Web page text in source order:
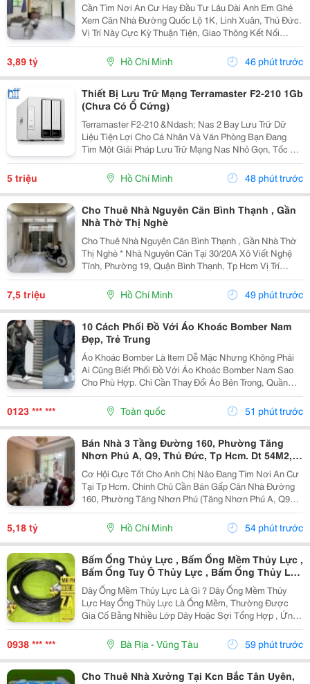
Cần Tìm Nơi An Cư Hay Đầu Tư Lâu Dài Anh Em Ghé
Xem Căn Nhà Đường Quốc Lộ 1K, Linh Xuân, Thủ Đức.
Vị Trí Này Cực Kỳ Thuận Tiện, Giao Thông Kết Nối
Nhanh Chóng, Cực Kỳ Phù Hợp Cho Khách Mua Để Giữ
Tài Sản Hoặc Cho Thuê Đều Rất Ổn Định. Thông Tin...
3,89 tỷ Hồ Chí Minh 46 phút trước
Thiết Bị Lưu Trữ Mạng Terramaster F2-210 1Gb
(Chưa Có Ổ Cứng)
Terramaster F2-210 &Ndash; Nas 2 Bay Lưu Trữ Dữ
Liệu Tiện Lợi Cho Cá Nhân Và Văn Phòng Bạn Đang
Tìm Một Giải Pháp Lưu Trữ Mạng Nas Nhỏ Gọn, Tốc Độ
Ổn Định Và Hỗ Trợ Nhiều Tính Năng Sao Lưu?
Terramaster F2-210 Là Lựa Chọn Phù Hợp Cho Cá
Nhân, Gia...
5 triệu Hồ Chí Minh 48 phút trước
Cho Thuê Nhà Nguyên Căn Bình Thạnh , Gần
Nhà Thờ Thị Nghè
Cho Thuê Nhà Nguyên Căn Bình Thạnh , Gần Nhà Thờ
Thị Nghè * Nhà Nguyên Căn Tại 30/20A Xô Viết Nghệ
Tĩnh, Phường 19, Quận Bình Thạnh, Tp Hcm Vị Trí
Thuận Tiện, Khu Dân Cư Hiện Hữu, Di Chuyển Nhanh
Sang Trung Tâm. * Diện Tích 57M&Sup2; ( Ngang 4M,...
7,5 triệu Hồ Chí Minh 49 phút trước
10 Cách Phối Đồ Với Áo Khoác Bomber Nam
Đẹp, Trẻ Trung
Áo Khoác Bomber Là Item Dễ Mặc Nhưng Không Phải
Ai Cũng Biết Phối Đồ Với Áo Khoác Bomber Nam Sao
Cho Phù Hợp. Chỉ Cần Thay Đổi Áo Bên Trong, Quần
Hoặc Giày, Bạn Đã Có Thể Tạo Nên Nhiều Outfit Khác
Nhau Để Đi Làm, Dạo Phố Hay Gặp Gỡ Bạn Bè. Trong...
0123 *** *** Toàn quốc 51 phút trước
Bán Nhà 3 Tầng Đường 160, Phường Tăng
Nhơn Phú A, Q9, Thủ Đức, Tp Hcm. Dt 54M2,
Sổ Hồng Riêng. Giá 5,18 Tỷ
Cơ Hội Cực Tốt Cho Anh Chị Nào Đang Tìm Nơi An Cư
Tại Tp Hcm. Chính Chủ Cần Bán Gấp Căn Nhà Đường
160, Phường Tăng Nhơn Phú (Tăng Nhơn Phú A, Q9
Cũ). Vị Trí Nhà Nằm Trong Khu Dân Cư Ổn Định, Giao
Thông Thuận Tiện Chỉ Vài Bước Là Ra Lã Xuân Oai,
5,18 tỷ Hồ Chí Minh 54 phút trước
Bấm Ống Thủy Lực , Bấm Ống Mềm Thủy Lực ,
Bấm Ống Tuy Ô Thủy Lực , Bấm Ống Thủy Lực
Bọc Lưới , Bấm Ống Thủy Lực Koman , Bấm
Ống Thủy Lực Italy , Bấm Ống Thủy Lực 1Sn ,
Bấm Ống Thủy Lực 2Sn , Bấm Ống Thủy Lực
4Sn
Dây Ống Mềm Thủy Lực Là Gì ? Dây Ống Mềm Thủy
Lực Hay Ống Thủy Lực Là Ống Mềm, Thường Được
Gia Cố Bằng Nhiều Lớp Dây Hoặc Sợi Tổng Hợp , Ứng
Dụng Để Vận Chuyển Chất Lỏng Thủy Lực Trong Hệ
Thống Thủy Lực. Những Ống Này Rất Cần Thiết Để
Truyền Lực...
0938 *** *** Bà Rịa - Vũng Tàu 59 phút trước
Cho Thuê Nhà Xưởng Tại Kcn Bắc Tân Uyên,